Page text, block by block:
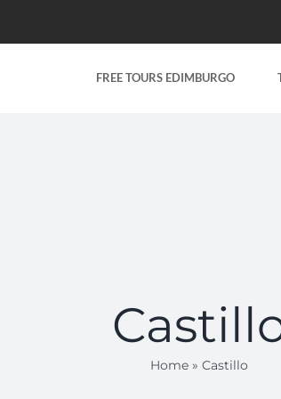
FREE TOURS EDIMBURGO
Home » Castillo